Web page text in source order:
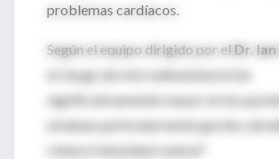
problemas cardíacos.
Según el equipo dirigido por el Dr.
el riesgo de microalbuminuria fue
significativamente mayor en los
estaban particularmente gordos
cintura,"obesidad central".